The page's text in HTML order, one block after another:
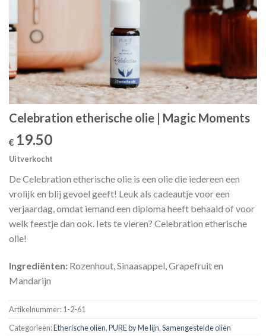
Celebration etherische olie | Magic Moments
€ 19.50
Uitverkocht
De Celebration etherische olie is een olie die iedereen een
vrolijk en blij gevoel geeft! Leuk als cadeautje voor een
verjaardag, omdat iemand een diploma heeft behaald of voor
welk feestje dan ook. Iets te vieren? Celebration etherische
olie!
Ingrediënten: Rozenhout, Sinaasappel, Grapefruit en
Mandarijn
Artikelnummer:1-2-61
Categorieën:Etherische oliën,PURE by Me lijn,Samengestelde oliën